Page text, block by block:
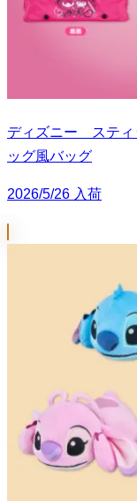
ディズニー ステ
ッグ風バッグ
2026/5/26 入荷